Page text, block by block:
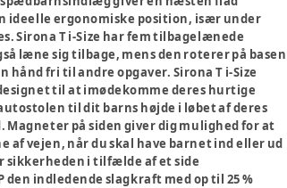
ideelle ergonomiske position, især under
Sirona T i-Size har fem tilbagelænede
læne sig tilbage, mens den roterer på basen
fri til andre opgaver. Sirona T i-Size
til at imødekomme deres hurtige
til dit barns højde i løbet af deres
på siden giver dig mulighed for at
af vejen, når du skal have barnet ind eller ud
sikkerheden i tilfælde af et side
indledende slagkraft med op til 25 %